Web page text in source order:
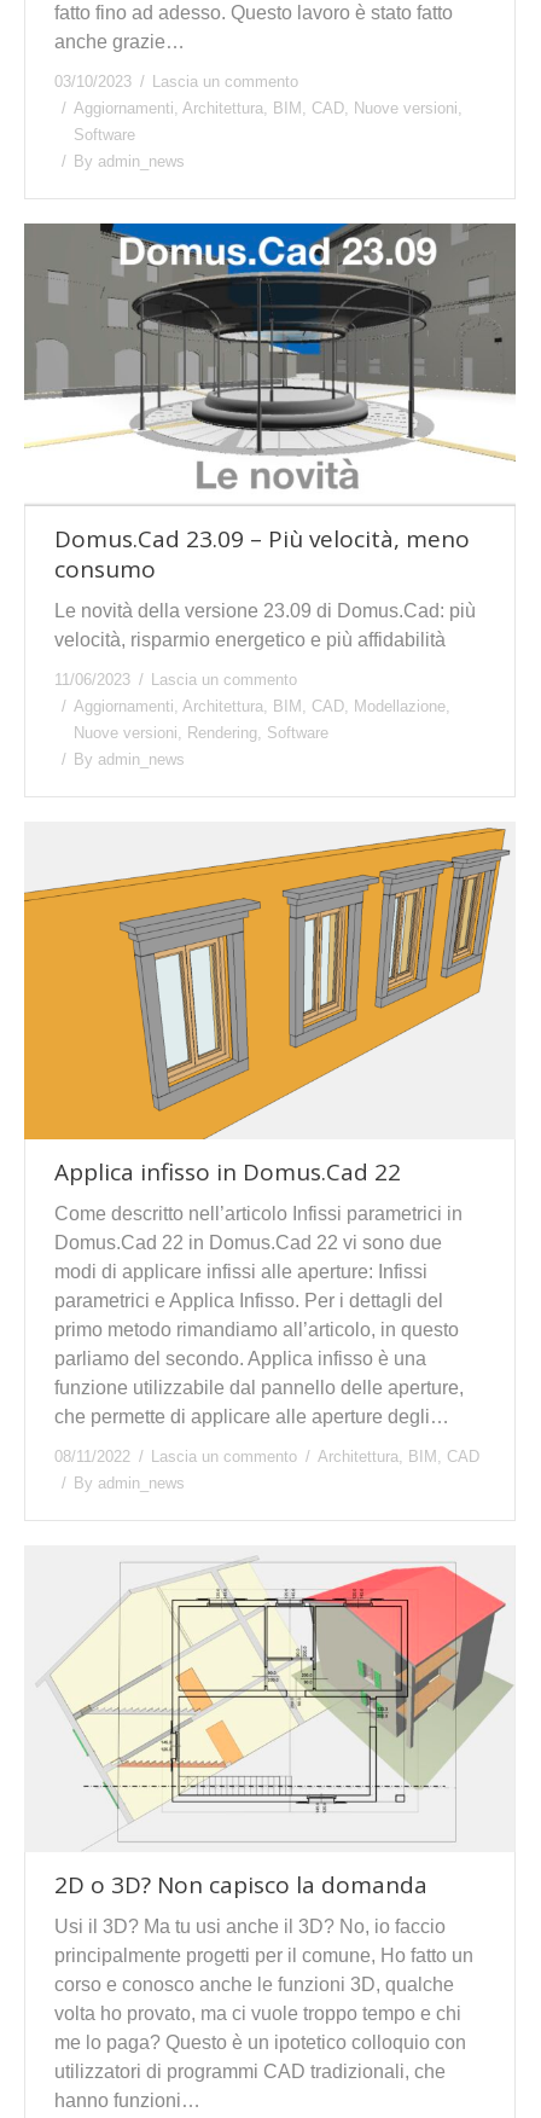
fatto fino ad adesso. Questo lavoro è stato fatto
anche grazie…
03/10/2023
Lascia un commento
Aggiornamenti Architettura BIM CAD Nuove versioni
Software
By admin_news
Domus.Cad 23.09 – Più velocità, meno
consumo
Le novità della versione 23.09 di Domus.Cad: più
velocità, risparmio energetico e più affidabilità
11/06/2023
Lascia un commento
Aggiornamenti Architettura BIM CAD Modellazione
Nuove versioni
Rendering
Software
By admin_news
Applica infisso in Domus.Cad 22
Come descritto nell’articolo Infissi parametrici in
Domus.Cad 22 in Domus.Cad 22 vi sono due
modi di applicare infissi alle aperture: Infissi
parametrici e Applica Infisso. Per i dettagli del
primo metodo rimandiamo all’articolo, in questo
parliamo del secondo. Applica infisso è una
funzione utilizzabile dal pannello delle aperture,
che permette di applicare alle aperture degli…
08/11/2022 Lascia un commento Architettura BIM
CAD
By admin_news
2D o 3D? Non capisco la domanda
Usi il 3D? Ma tu usi anche il 3D? No, io faccio
principalmente progetti per il comune, Ho fatto un
corso e conosco anche le funzioni 3D, qualche
volta ho provato, ma ci vuole troppo tempo e chi
me lo paga? Questo è un ipotetico colloquio con
utilizzatori di programmi CAD tradizionali, che
hanno funzioni…